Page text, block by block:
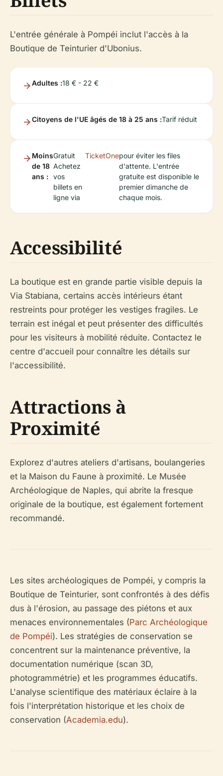
L'entrée générale à Pompéi inclut l'accès à la
Boutique de Teinturier d'Ubonius.
Adultes :18 € - 22 €
Citoyens de l'UE âgés de 18 à 25 ans :Tarif réduit
Moins
de 18
ans :
Gratuit
Achetez
vos
billets en
ligne via
TicketOnepour éviter les files
d'attente. L'entrée
gratuite est disponible le
premier dimanche de
chaque mois.
Accessibilité
La boutique est en grande partie visible depuis la
Via Stabiana, certains accès intérieurs étant
restreints pour protéger les vestiges fragiles. Le
terrain est inégal et peut présenter des difficultés
pour les visiteurs à mobilité réduite. Contactez le
centre d'accueil pour connaître les détails sur
l'accessibilité.
Attractions à
Proximité
Explorez d'autres ateliers d'artisans, boulangeries
et la Maison du Faune à proximité. Le Musée
Archéologique de Naples, qui abrite la fresque
originale de la boutique, est également fortement
recommandé.
Les sites archéologiques de Pompéi, y compris la
Boutique de Teinturier, sont confrontés à des défis
dus à l'érosion, au passage des piétons et aux
menaces environnementales (Parc Archéologique
de Pompéi). Les stratégies de conservation se
concentrent sur la maintenance préventive, la
documentation numérique (scan 3D,
photogrammétrie) et les programmes éducatifs.
L'analyse scientifique des matériaux éclaire à la
fois l'interprétation historique et les choix de
conservation (Academia.edu).